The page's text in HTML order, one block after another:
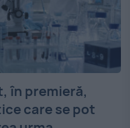
în premieră,
care se pot